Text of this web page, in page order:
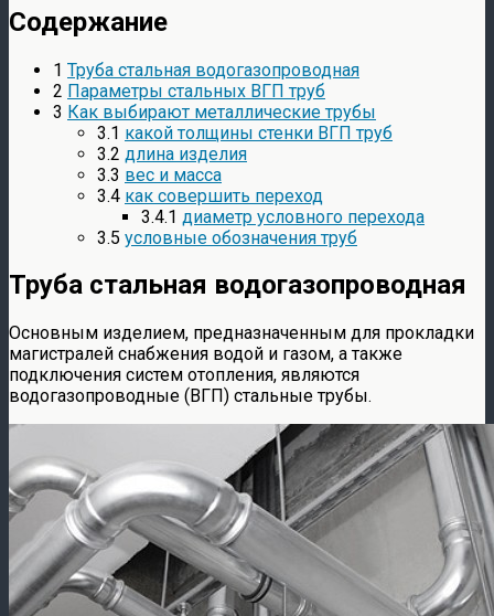
Содержание
1 Труба стальная водогазопроводная
2 Параметры стальных ВГП труб
3 Как выбирают металлические трубы
3.1 какой толщины стенки ВГП труб
3.2 длина изделия
3.3 вес и масса
3.4 как совершить переход
3.4.1 диаметр условного перехода
3.5 условные обозначения труб
Труба стальная водогазопроводная
Основным изделием, предназначенным для прокладки
магистралей снабжения водой и газом, а также
подключения систем отопления, являются
водогазопроводные (ВГП) стальные трубы.